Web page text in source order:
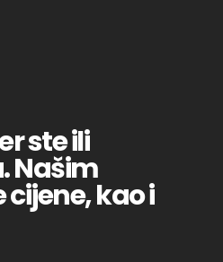
ste ili
Našim
kao i